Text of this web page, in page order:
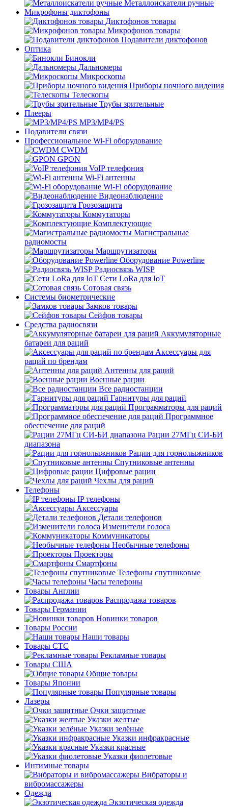
Металлоискатели ручные
Микрофоны диктофоны
Диктофонов товары
Микрофонов товары
Подавители диктофонов
Оптика
Бинокли
Дальномеры
Микроскопы
Приборы ночного видения
Телескопы
Трубы зрительные
Плееры
MP3/MP4/PS
Подавители связи
Профессиональное Wi-Fi оборудование
CWDM
GPON
VoIP телефония
Wi-Fi антенны
Wi-Fi оборудование
Видеонаблюдение
Грозозащита
Коммутаторы
Комплектующие
Магистральные
радиомосты
Маршрутизаторы
Оборудование Powerline
Радиосвязь WISP
Сети LoRa для IoT
Сотовая связь
Системы биометрические
Замков товары
Сейфов товары
Средства радиосвязи
Аккумуляторные
батареи для раций
Аксессуары для
раций по брендам
Антенны для раций
Военные рации
Все радиостанции
Гарнитуры для раций
Программаторы для раций
Программное
обеспечение для раций
Рации 27МГц СИ-БИ
диапазона
Рации для горнолыжников
Спутниковые антенны
Цифровые рации
Чехлы для раций
Телефоны
IP телефоны
Аксессуары
Детали телефонов
Изменители голоса
Коммуникаторы
Необычные телефоны
Проекторы
Смартфоны
Телефоны спутниковые
Часы телефоны
Товары Англии
Распродажа товаров
Товары Германии
Новинки товаров
Товары России
Наши товары
Товары СТС
Рекламные товары
Товары США
Общие товары
Товары Японии
Популярные товары
Лазеры
Очки защитные
Указки желтые
Указки зелёные
Указки инфракрасные
Указки красные
Указки фиолетовые
Интимные товары
Вибраторы и
вибромассажеры
Одежда
Экзотическая одежда